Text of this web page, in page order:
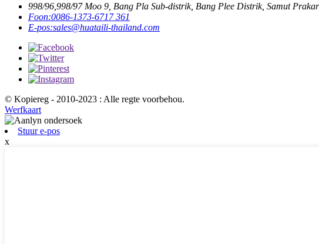
998/96,998/97 Moo 9, Bang Pla Sub-distrik, Bang Plee Distrik, Samut
Foon:0086-1373-6717 361
E-pos:sales@huataili-thailand.com
© Kopiereg - 2010-2023 : Alle regte voorbehou.
Werfkaart
Stuur e-pos
x